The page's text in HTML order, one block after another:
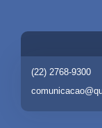
(22) 2768-9300